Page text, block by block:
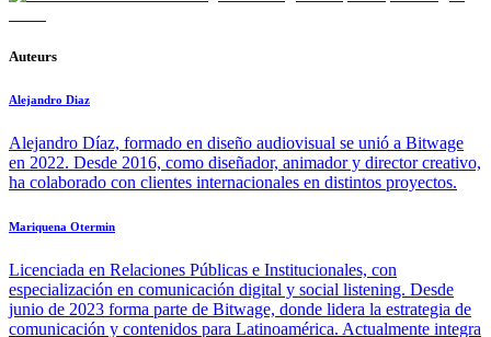
Auteurs
Alejandro Diaz
Alejandro Díaz, formado en diseño audiovisual se unió a Bitwage
en 2022. Desde 2016, como diseñador, animador y director creativo,
ha colaborado con clientes internacionales en distintos proyectos.
Mariquena Otermin
Licenciada en Relaciones Públicas e Institucionales, con
especialización en comunicación digital y social listening. Desde
junio de 2023 forma parte de Bitwage, donde lidera la estrategia de
comunicación y contenidos para Latinoamérica. Actualmente integra